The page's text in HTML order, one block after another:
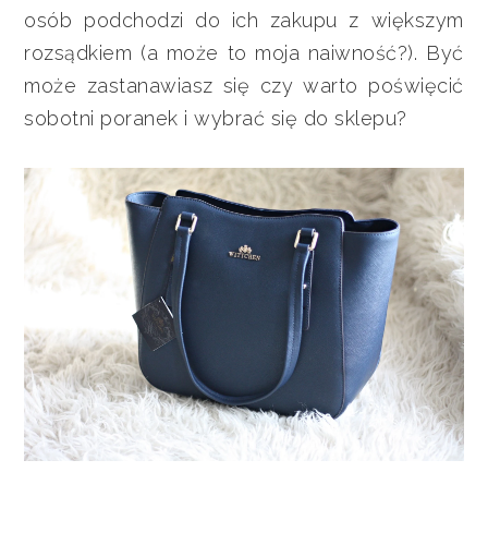
osób podchodzi do ich zakupu z większym
rozsądkiem (a może to moja naiwność?). Być
może zastanawiasz się czy warto poświęcić
sobotni poranek i wybrać się do sklepu?